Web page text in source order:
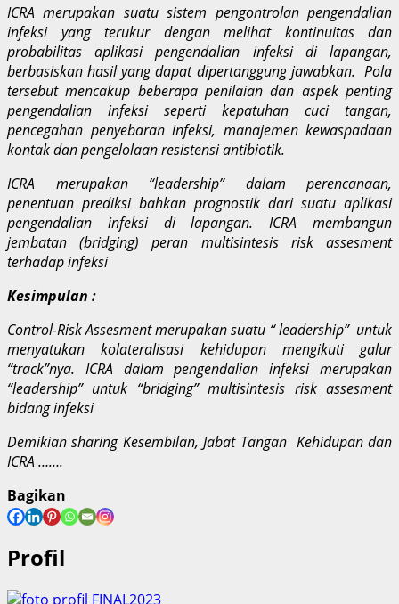
ICRA merupakan suatu sistem pengontrolan pengendalian
infeksi yang terukur dengan melihat kontinuitas dan
probabilitas aplikasi pengendalian infeksi di lapangan,
berbasiskan hasil yang dapat dipertanggung jawabkan. Pola
tersebut mencakup beberapa penilaian dan aspek penting
pengendalian infeksi seperti kepatuhan cuci tangan,
pencegahan penyebaran infeksi, manajemen kewaspadaan
kontak dan pengelolaan resistensi antibiotik.
ICRA merupakan “leadership” dalam perencanaan,
penentuan prediksi bahkan prognostik dari suatu aplikasi
pengendalian infeksi di lapangan. ICRA membangun
jembatan (bridging) peran multisintesis risk assesment
terhadap infeksi
Kesimpulan :
Control-Risk Assesment merupakan suatu “ leadership” untuk
menyatukan kolateralisasi kehidupan mengikuti galur
“track”nya. ICRA dalam pengendalian infeksi merupakan
“leadership” untuk “bridging” multisintesis risk assesment
bidang infeksi
Demikian sharing Kesembilan, Jabat Tangan Kehidupan dan
ICRA …….
Bagikan
Profil